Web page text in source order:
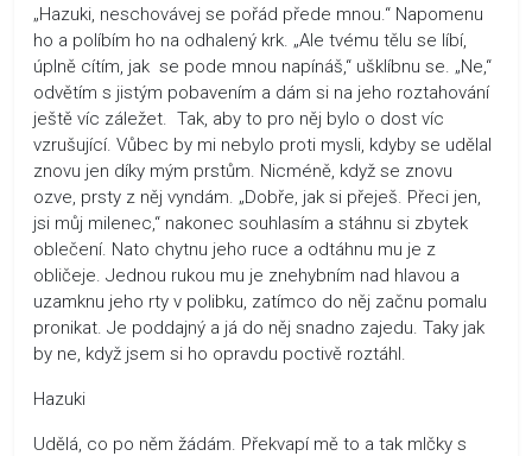
„Hazuki, neschovávej se pořád přede mnou.“ Napomenu
ho a políbím ho na odhalený krk. „Ale tvému tělu se líbí,
úplně cítím, jak se pode mnou napínáš,“ ušklíbnu se. „Ne,“
odvětím s jistým pobavením a dám si na jeho roztahování
ještě víc záležet. Tak, aby to pro něj bylo o dost víc
vzrušující. Vůbec by mi nebylo proti mysli, kdyby se udělal
znovu jen díky mým prstům. Nicméně, když se znovu
ozve, prsty z něj vyndám. „Dobře, jak si přeješ. Přeci jen,
jsi můj milenec,“ nakonec souhlasím a stáhnu si zbytek
oblečení. Nato chytnu jeho ruce a odtáhnu mu je z
obličeje. Jednou rukou mu je znehybním nad hlavou a
uzamknu jeho rty v polibku, zatímco do něj začnu pomalu
pronikat. Je poddajný a já do něj snadno zajedu. Taky jak
by ne, když jsem si ho opravdu poctivě roztáhl.
Hazuki
Udělá, co po něm žádám. Překvapí mě to a tak mlčky s